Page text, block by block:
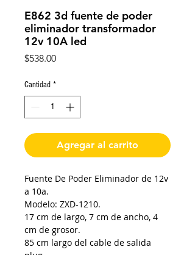
E862 3d fuente de poder
eliminador transformador
12v 10A led
$538.00Precio
Cantidad *
Agregar al carrito
Fuente De Poder Eliminador de 12v
a 10a.
Modelo: ZXD-1210.
17 cm de largo, 7 cm de ancho, 4
cm de grosor.
85 cm largo del cable de salida
plug.